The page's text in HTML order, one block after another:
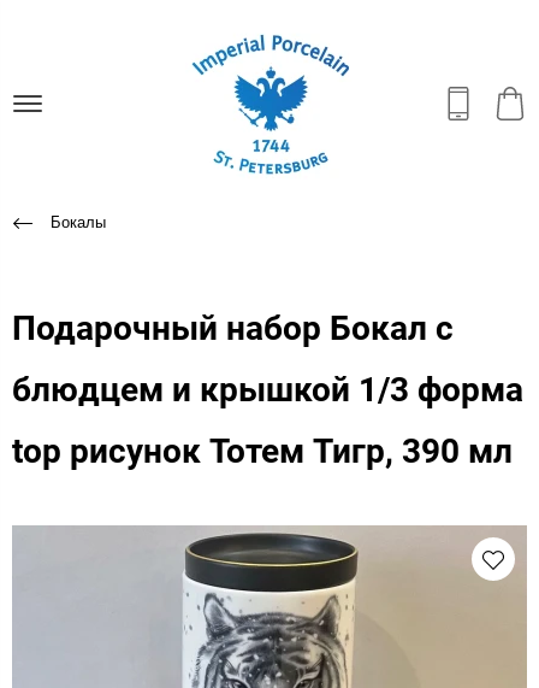
Бокалы
Подарочный набор Бокал с
блюдцем и крышкой 1/3 форма
top рисунок Тотем Тигр, 390 мл